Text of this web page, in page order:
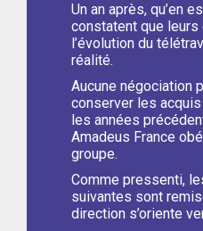
Un an après, qu’en
constatent que leurs
l’évolution du
réalité.
Aucune négociation
conserver les
les années
Amadeus France
groupe.
Comme pressenti,
suivantes sont
direction s’oriente